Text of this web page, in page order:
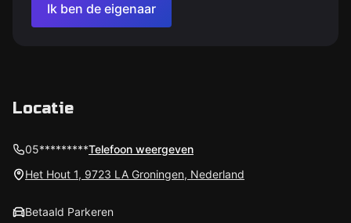
Ik ben de eigenaar
Locatie
05*********Telefoon weergeven
Het Hout 1, 9723 LA Groningen, Nederland
Betaald Parkeren